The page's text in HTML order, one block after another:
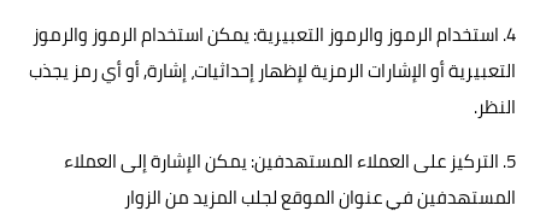
4. استخدام الرموز والرموز التعبيرية: يمكن استخدام الرموز والرموز
التعبيرية أو الإشارات الرمزية لإظهار إحداثيات، إشارة, أو أي رمز يجذب
النظر.
5. التركيز على العملاء المستهدفين: يمكن الإشارة إلى العملاء
المستهدفين في عنوان الموقع لجلب المزيد من الزوار